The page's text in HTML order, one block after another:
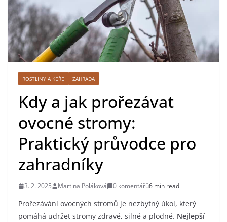
ROSTLINY A KEŘE ZAHRADA
Kdy a jak prořezávat
ovocné stromy:
Praktický průvodce pro
zahradníky
3. 2. 2025 Martina Poláková 0 komentářů6 min read
Prořezávání ovocných stromů je nezbytný úkol, který
pomáhá udržet stromy zdravé, silné a plodné. Nejlepší